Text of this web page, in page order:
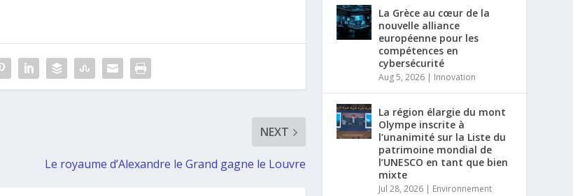
NEXT
Le royaume d’Alexandre le Grand gagne le Louvre
La Grèce au cœur de la
nouvelle alliance
européenne pour les
compétences en
cybersécurité
Aug 5, 2026 | Innovation
La région élargie du mont
Olympe inscrite à
l’unanimité sur la Liste du
patrimoine mondial de
l’UNESCO en tant que bien
mixte
Jul 28, 2026 | Environnement